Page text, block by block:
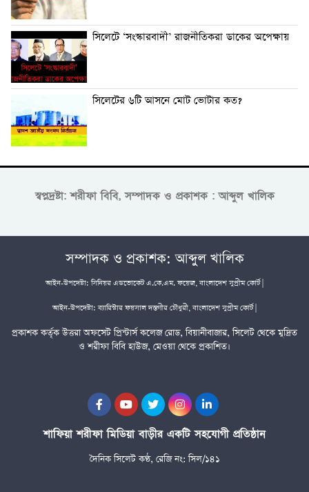
সিলেটে ‘সংস্কারবাদী’ রাজনীতিকরা ডাকের অপেক্ষায়
সিলেটের ৬টি আসনে মোট ভোটার কত?
স্বপ্নদ্রষ্টা: শরীফা বিবি, সম্পাদক ও প্রকাশক : আব্দুল খালিক
সম্পাদক ও প্রকাশক: আব্দুল খালিক
আইন-উপদেষ্টা: সিনিয়র এডভোকেট এ.কে.এম. ফয়েজ, বাংলাদেশ সুপ্রীম কোর্ট |
আইন-উপদেষ্টা: ব্যারিস্টার ফয়সাল দস্তগীর চৌধুরী, বাংলাদেশ সুপ্রীম কোর্ট |
প্রকাশক কর্তৃক উত্তরা অফসেট প্রিন্টার্স কলেজ রোড, বিয়ানীবাজার, সিলেট থেকে মুদ্রিত
ও শরীফা বিবি হাউজ, মেওয়া থেকে প্রকাশিত।
শাফিয়া শরীফা মিডিয়া বাড়ীর একটি সহযোগী প্রতিষ্ঠান
দৈনিক সিলেট কণ্ঠ, রেজি নং: সিল/১৪১